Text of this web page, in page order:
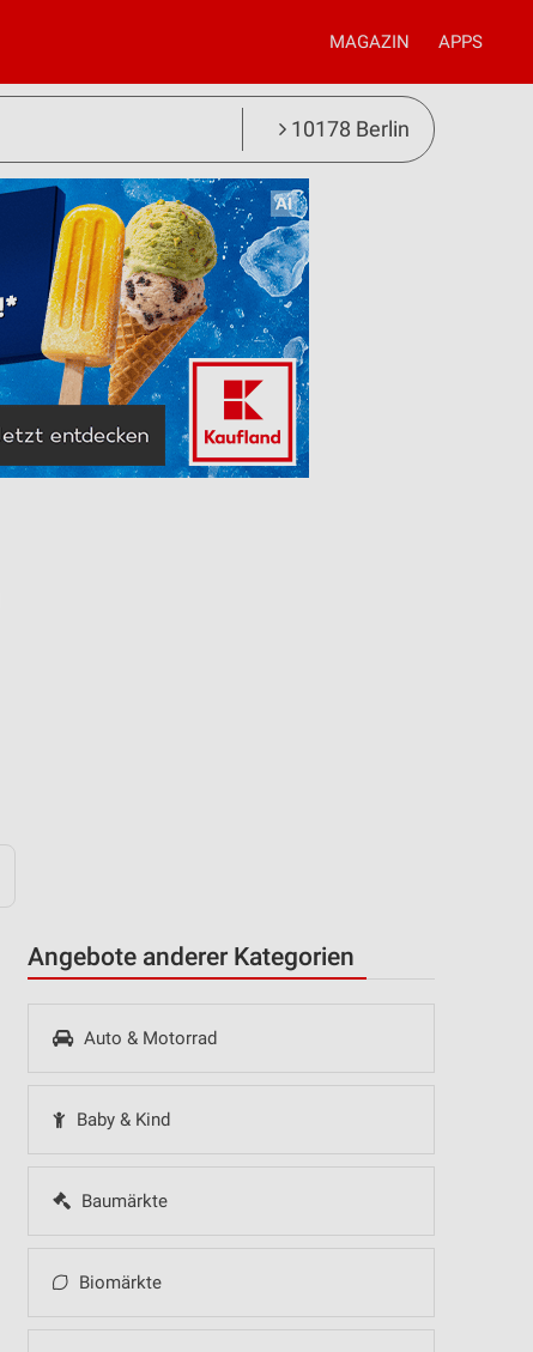
MAGAZIN APPS
10178 Berlin
Angebote anderer Kategorien
Auto & Motorrad
Baby & Kind
Baumärkte
Biomärkte